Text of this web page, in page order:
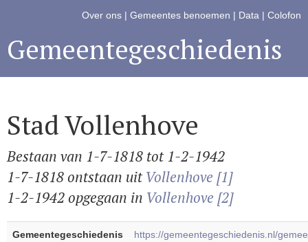
Over ons | Gemeentes benoemen | Data | Colofon
Gemeentegeschiedenis
Stad Vollenhove
Bestaan van 1-7-1818 tot 1-2-1942
1-7-1818 ontstaan uitVollenhove [1]
1-2-1942 opgegaan in Vollenhove [2]
Gemeentegeschiedenis
https://gemeentegeschiedenis.nl/